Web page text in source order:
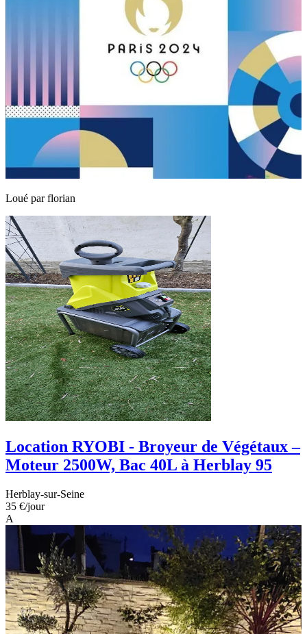
Loué parflorian
Location RYOBI - Broyeur de Végétaux –
Moteur 2500W, Bac 40L à Herblay 95
Herblay-sur-Seine
35 €/jour
A